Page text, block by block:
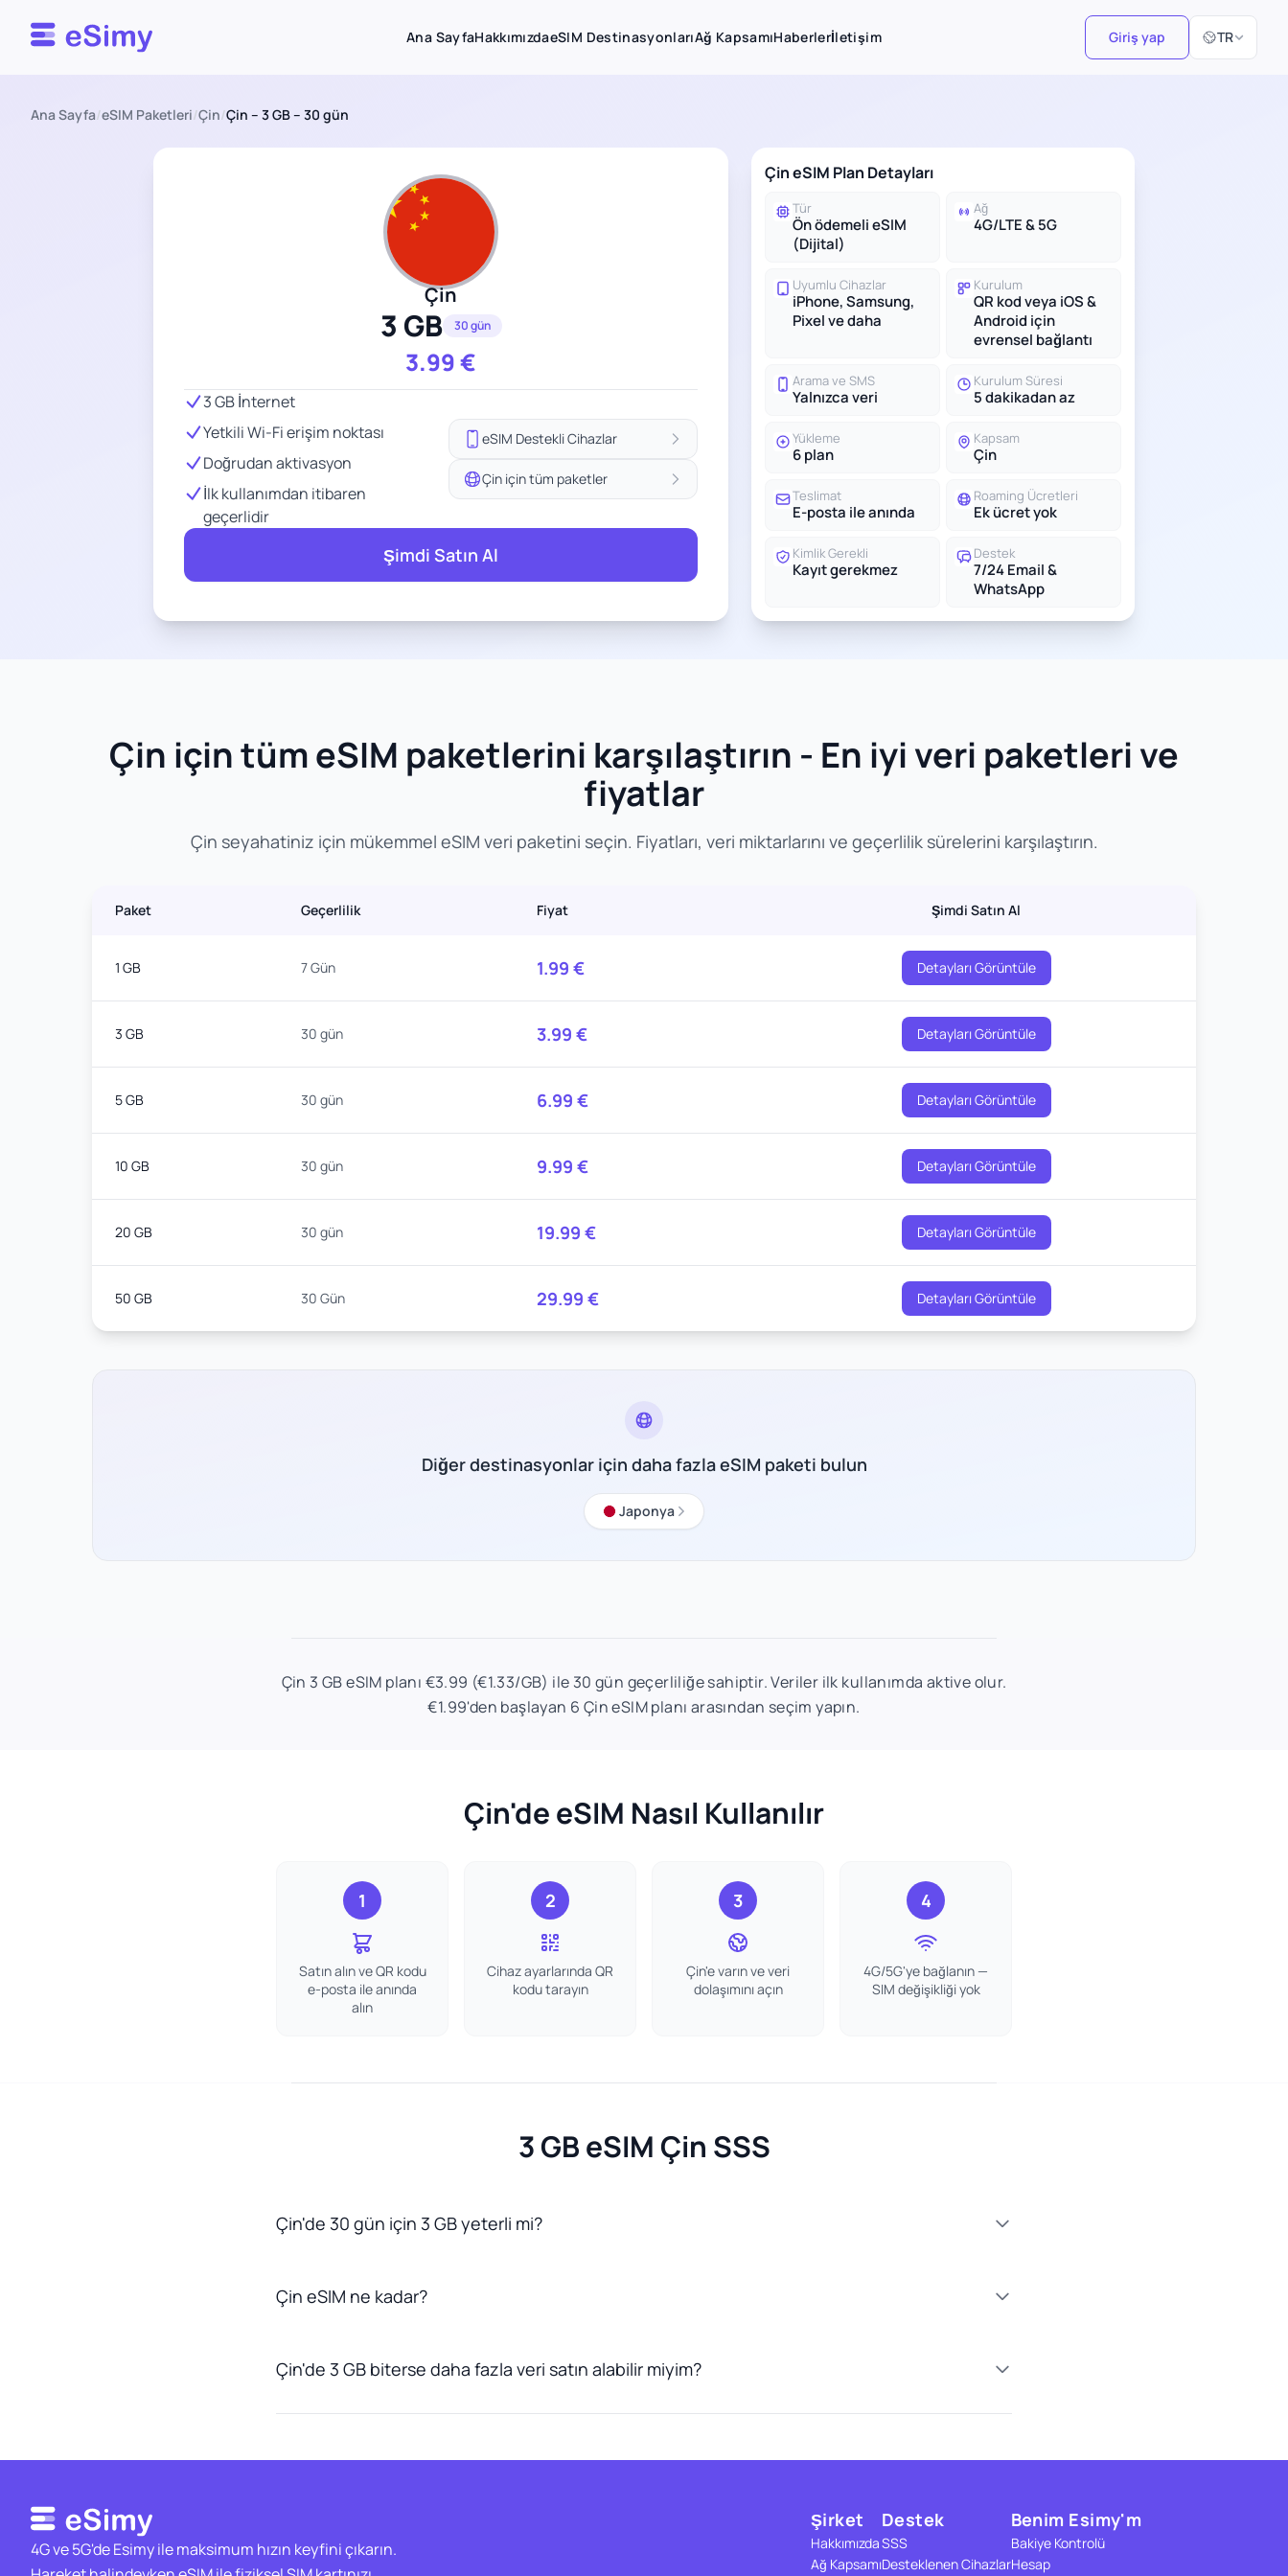
Esimy Ana SayfaHakkımızdaeSIM DestinasyonlarıAğ KapsamıHaberlerİletişim Giriş yap TR
Dil Seçiniz
Ana Sayfa/eSIM Paketleri/Çin/Çin – 3 GB – 30 gün
Çin
3 GB 30 gün
3.99€
3 GB İnternet
Yetkili Wi-Fi erişim noktası
Doğrudan aktivasyon
İlk kullanımdan itibaren
geçerlidir
eSIM Destekli Cihazlar
Çin için tüm paketler
Şimdi Satın Al
Çin eSIM Plan Detayları
Tür
Ön ödemeli eSIM
(Dijital)
Ağ
4G/LTE & 5G
Uyumlu Cihazlar
iPhone, Samsung,
Pixel ve daha
Kurulum
QR kod veya iOS &
Android için
evrensel bağlantı
Arama ve SMS
Yalnızca veri
Kurulum Süresi
5 dakikadan az
Yükleme
6 plan
Kapsam
Çin
Teslimat
E-posta ile anında
Roaming Ücretleri
Ek ücret yok
Kimlik Gerekli
Kayıt gerekmez
Destek
7/24 Email &
WhatsApp
Çin için tüm eSIM paketlerini karşılaştırın - En iyi veri paketleri ve
fiyatlar
Çin seyahatiniz için mükemmel eSIM veri paketini seçin. Fiyatları, veri miktarlarını ve geçerlilik sürelerini karşılaştırın.
Paket Geçerlilik Fiyat Şimdi Satın Al
1 GB 7 Gün 1.99 € Detayları Görüntüle
3 GB 30 gün 3.99 € Detayları Görüntüle
5 GB 30 gün 6.99 € Detayları Görüntüle
10 GB 30 gün 9.99 € Detayları Görüntüle
20 GB 30 gün 19.99 € Detayları Görüntüle
50 GB 30 Gün 29.99 € Detayları Görüntüle
Diğer destinasyonlar için daha fazla eSIM paketi bulun
Japonya
Çin 3 GB eSIM planı €3.99 (€1.33/GB) ile 30 gün geçerliliğe sahiptir. Veriler ilk kullanımda aktive olur.
€1.99'den başlayan 6 Çin eSIM planı arasından seçim yapın.
Çin'de eSIM Nasıl Kullanılır
1
Satın alın ve QR kodu
e-posta ile anında
alın
2
Cihaz ayarlarında QR
kodu tarayın
3
Çin'e varın ve veri
dolaşımını açın
4
4G/5G'ye bağlanın —
SIM değişikliği yok
3 GB eSIM Çin SSS
Çin'de 30 gün için 3 GB yeterli mi?
Çin eSIM ne kadar?
Çin'de 3 GB biterse daha fazla veri satın alabilir miyim?
4G ve 5G'de Esimy ile maksimum hızın keyfini çıkarın.
Şirket
Hakkımızda
Ağ Kapsamı
Destek
SSS
Desteklenen Cihazlar
Benim Esimy'm
Bakiye Kontrolü
Hesap